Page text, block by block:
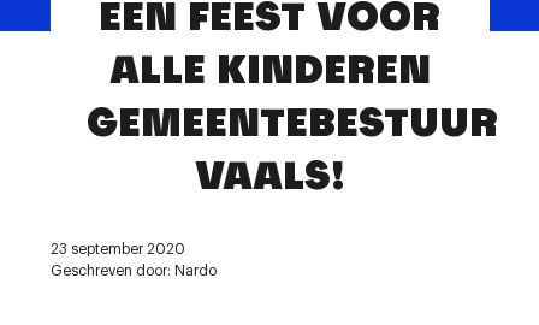
ContactEEN FEEST VOOR
ALLE KINDEREN
GEMEENTEBESTUUR
VAALS!
23 september 2020
Geschreven door: Nardo